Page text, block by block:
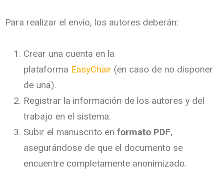
Para realizar el envío, los autores deberán:
Crear una cuenta en la
plataforma EasyChair (en caso de no disponer
de una).
Registrar la información de los autores y del
trabajo en el sistema.
Subir el manuscrito en formato PDF,
asegurándose de que el documento se
encuentre completamente anonimizado.